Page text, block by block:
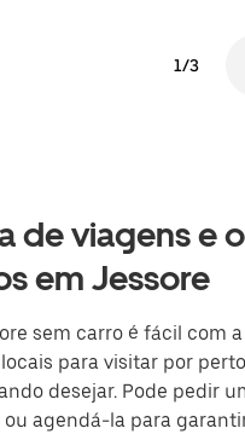
1/3
de viagens e
em Jessore
sem carro é fácil com a
para visitar por
desejar. Pode pedir
agendá-la para